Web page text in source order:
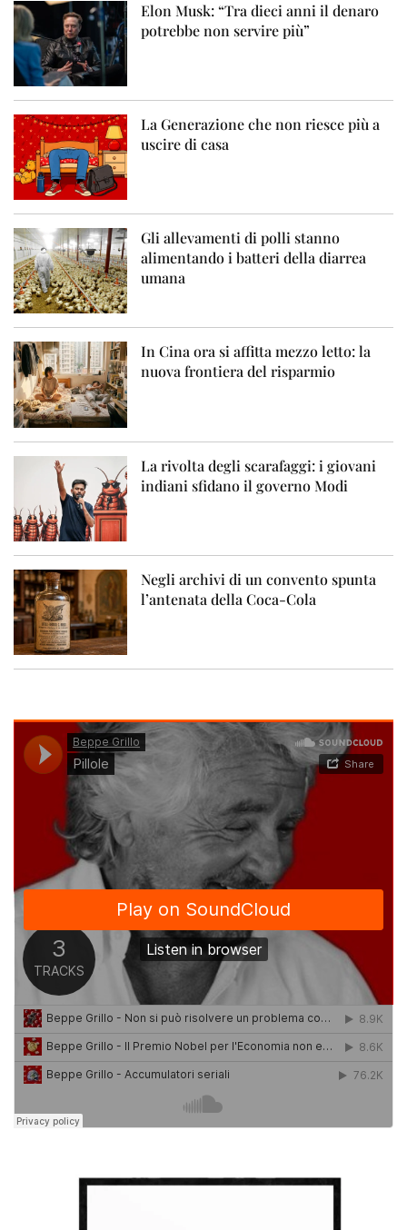
Elon Musk: “Tra dieci anni il denaro
potrebbe non servire più”
La Generazione che non riesce più a
uscire di casa
Gli allevamenti di polli stanno
alimentando i batteri della diarrea
umana
In Cina ora si affitta mezzo letto: la
nuova frontiera del risparmio
La rivolta degli scarafaggi: i giovani
indiani sfidano il governo Modi
Negli archivi di un convento spunta
l’antenata della Coca-Cola